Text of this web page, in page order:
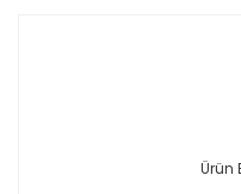
Ürün